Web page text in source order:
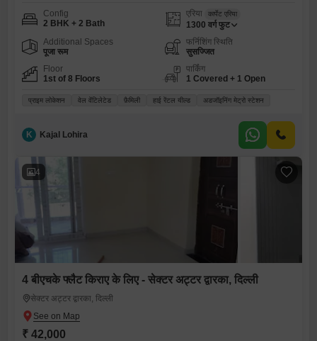
Config
2 BHK + 2 Bath
एरिया कार्पेट एरिया
1300 वर्ग फुट
Additional Spaces
पूजा रूम
फर्निशिंग स्थिति
सुसज्जित
Floor
1st of 8 Floors
पार्किंग
1 Covered + 1 Open
प्राइम लोकेशन वेल वेंटिलेटेड फ़ैमिली हाई रेंटल यील्ड अडजॉइनिंग मेट्रो स्टेशन
K Kajal Lohira
4
4 बीएचके फ्लैट किराए के लिए - सेक्टर अट्टर द्वारका, दिल्ली
सेक्टर अट्टर द्वारका, दिल्ली
₹ 42,000